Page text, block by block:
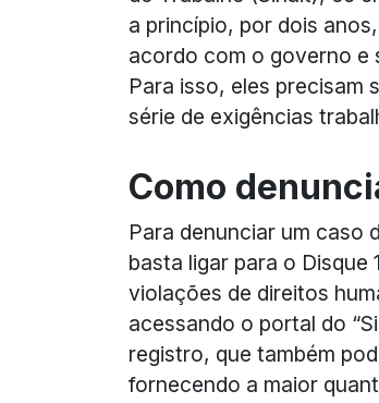
a princípio, por dois
acordo com o governo e
Para isso, eles precisam
série de exigências
Como
Para denunciar um caso
basta ligar para o Disque
violações de direitos
acessando o portal do
registro, que também
fornecendo a maior